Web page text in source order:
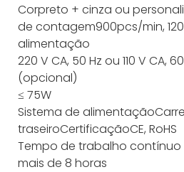
Corpreto + cinza ou
de contagem900pcs/min,
alimentação
220 V CA, 50 Hz ou 110 V CA,
(opcional)
≤ 75W
Sistema de alimentação
traseiroCertificaçãoCE, RoHS
Tempo de trabalho contínuo
mais de 8 horas